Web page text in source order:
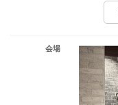
会場